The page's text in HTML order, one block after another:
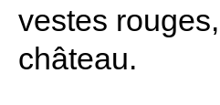
vestes
château.